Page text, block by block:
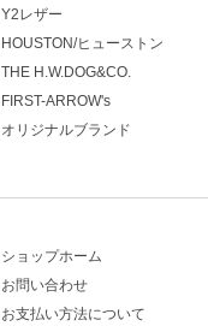
Y2レザー
HOUSTON/ヒューストン
THE H.W.DOG&CO.
FIRST-ARROW's
オリジナルブランド
ショップホーム
お問い合わせ
お支払い方法について